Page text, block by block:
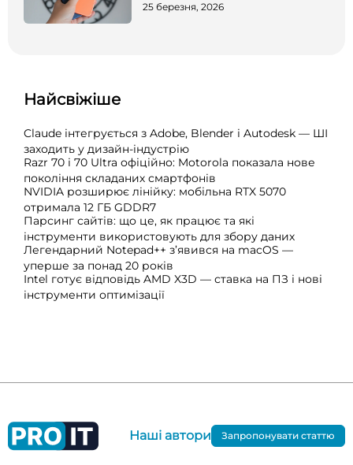
25 березня, 2026
Найсвіжіше
Claude інтегрується з Adobe, Blender і Autodesk — ШІ
заходить у дизайн-індустрію
Razr 70 і 70 Ultra офіційно: Motorola показала нове
покоління складаних смартфонів
NVIDIA розширює лінійку: мобільна RTX 5070
отримала 12 ГБ GDDR7
Парсинг сайтів: що це, як працює та які
інструменти використовують для збору даних
Легендарний Notepad++ з’явився на macOS —
уперше за понад 20 років
Intel готує відповідь AMD X3D — ставка на ПЗ і нові
інструменти оптимізації
Наші автори Запропонувати статтю